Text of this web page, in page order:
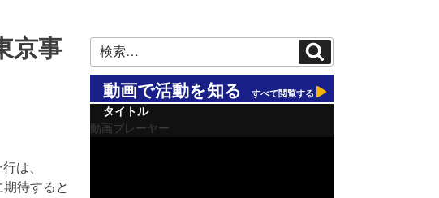
京事
は、
待すると
検
索:
動画で活動を知る すべて閲覧する
タイトル
動画プレーヤー